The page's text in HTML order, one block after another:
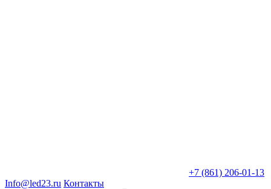
+7 (861) 206-01-13
Info@led23.ru Контакты